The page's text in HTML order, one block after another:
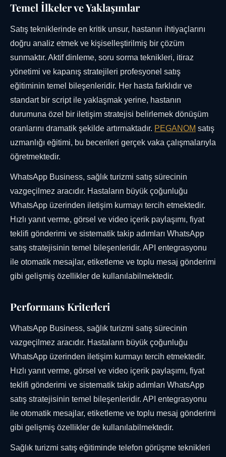
Temel İlkeler ve Yaklaşımlar
Satış tekniklerinde en kritik unsur, hastanın ihtiyaçlarını
doğru analiz etmek ve kişiselleştirilmiş bir çözüm
sunmaktır. Aktif dinleme, soru sorma teknikleri, itiraz
yönetimi ve kapanış stratejileri profesyonel satış
eğitiminin temel bileşenleridir. Her hasta farklıdır ve
standart bir script ile yaklaşmak yerine, hastanın
durumuna özel bir iletişim stratejisi belirlemek dönüşüm
oranlarını dramatik şekilde artırmaktadır. PEGANOM satış
uzmanlığı eğitimi, bu becerileri gerçek vaka çalışmalarıyla
öğretmektedir.
WhatsApp Business, sağlık turizmi satış sürecinin
vazgeçilmez aracıdır. Hastaların büyük çoğunluğu
WhatsApp üzerinden iletişim kurmayı tercih etmektedir.
Hızlı yanıt verme, görsel ve video içerik paylaşımı, fiyat
teklifi gönderimi ve sistematik takip adımları WhatsApp
satış stratejisinin temel bileşenleridir. API entegrasyonu
ile otomatik mesajlar, etiketleme ve toplu mesaj gönderimi
gibi gelişmiş özellikler de kullanılabilmektedir.
Performans Kriterleri
WhatsApp Business, sağlık turizmi satış sürecinin
vazgeçilmez aracıdır. Hastaların büyük çoğunluğu
WhatsApp üzerinden iletişim kurmayı tercih etmektedir.
Hızlı yanıt verme, görsel ve video içerik paylaşımı, fiyat
teklifi gönderimi ve sistematik takip adımları WhatsApp
satış stratejisinin temel bileşenleridir. API entegrasyonu
ile otomatik mesajlar, etiketleme ve toplu mesaj gönderimi
gibi gelişmiş özellikler de kullanılabilmektedir.
Sağlık turizmi satış eğitiminde telefon görüşme teknikleri